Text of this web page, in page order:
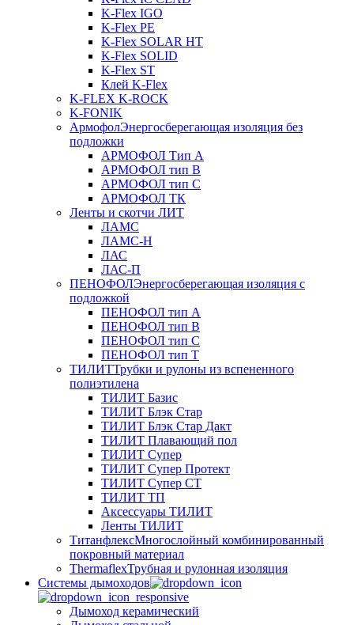
K-Flex IGO
K-Flex PE
K-Flex SOLAR HT
K-Flex SOLID
K-Flex ST
Клей K-Flex
K-FLEX K-ROCK
K-FONIK
АрмофолЭнергосберегающая изоляция без
подложки
АРМОФОЛ Тип А
АРМОФОЛ тип В
АРМОФОЛ тип C
АРМОФОЛ ТК
Ленты и скотчи ЛИТ
ЛАМС
ЛАМС-Н
ЛАС
ЛАС-П
ПЕНОФОЛЭнергосберегающая изоляция с
подложкой
ПЕНОФОЛ тип А
ПЕНОФОЛ тип B
ПЕНОФОЛ тип C
ПЕНОФОЛ тип T
ТИЛИТТрубки и рулоны из вспененного
полиэтилена
ТИЛИТ Базис
ТИЛИТ Блэк Стар
ТИЛИТ Блэк Стар Дакт
ТИЛИТ Плавающий пол
ТИЛИТ Супер
ТИЛИТ Супер Протект
ТИЛИТ Супер СТ
ТИЛИТ ТП
Аксессуары ТИЛИТ
Ленты ТИЛИТ
ТитанфлексМногослойный комбинированный
покровный материал
ThermaflexТрубная и рулонная изоляция
Cистемы дымоходов
Дымоход керамический